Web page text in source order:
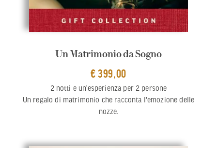
Un Matrimonio da Sogno
€ 399,00
2 notti e un’esperienza per 2 persone
Un regalo di matrimonio che racconta l'emozione delle
nozze.